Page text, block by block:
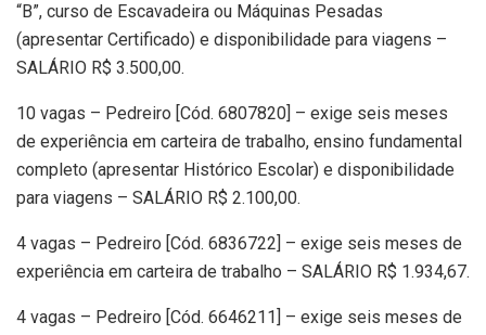
“B”, curso de Escavadeira ou Máquinas Pesadas
(apresentar Certificado) e disponibilidade para viagens –
SALÁRIO R$ 3.500,00.
10 vagas – Pedreiro [Cód. 6807820] – exige seis meses
de experiência em carteira de trabalho, ensino fundamental
completo (apresentar Histórico Escolar) e disponibilidade
para viagens – SALÁRIO R$ 2.100,00.
4 vagas – Pedreiro [Cód. 6836722] – exige seis meses de
experiência em carteira de trabalho – SALÁRIO R$ 1.934,67.
4 vagas – Pedreiro [Cód. 6646211] – exige seis meses de